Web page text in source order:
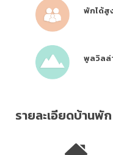
พักได้สู
พูลวิลล่
รายละเอียดบ้านพัก